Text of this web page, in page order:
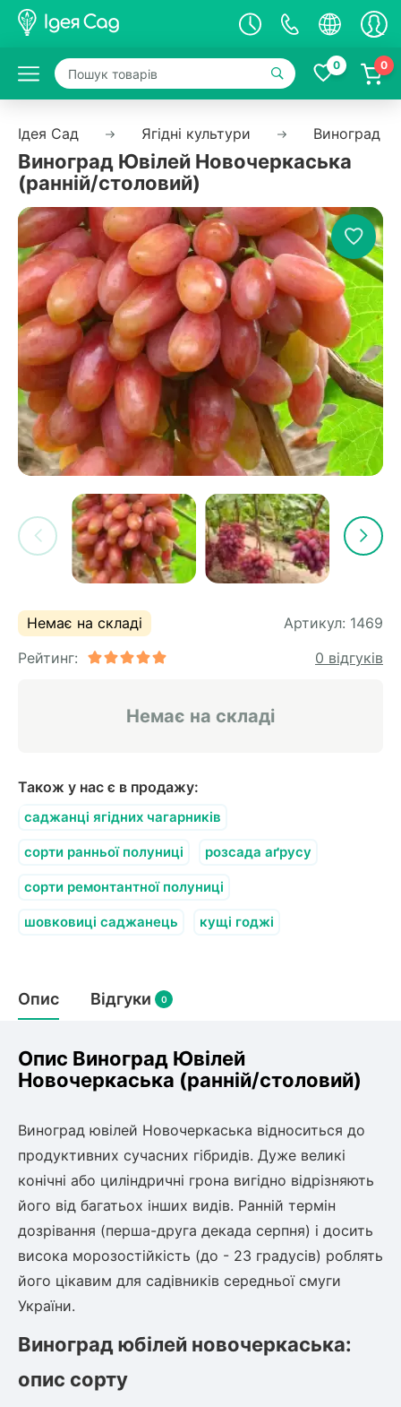
0 0
Ідея Сад Ягідні культури Виноград
Виноград Ювілей Новочеркаська
(ранній/столовий)
Немає на складі Артикул: 1469
Рейтинг:
0 відгуків
Немає на складі
Також у нас є в продажу:
саджанці ягідних чагарників
сорти ранньої полуниці розсада аґрусу
сорти ремонтантної полуниці
шовковиці саджанець кущі годжі
Опис Відгуки 0
Опис Виноград Ювілей
Новочеркаська (ранній/столовий)
Виноград ювілей Новочеркаська відноситься до
продуктивних сучасних гібридів. Дуже великі
конічні або циліндричні грона вигідно відрізняють
його від багатьох інших видів. Ранній термін
дозрівання (перша-друга декада серпня) і досить
висока морозостійкість (до - 23 градусів) роблять
його цікавим для садівників середньої смуги
України.
Виноград юбілей новочеркаська:
опис сорту